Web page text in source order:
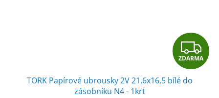
Z
D
ZDARMA
TORK Papírové ubrousky 2V 21,6x16,5 bílé do
zásobníku N4 - 1krt